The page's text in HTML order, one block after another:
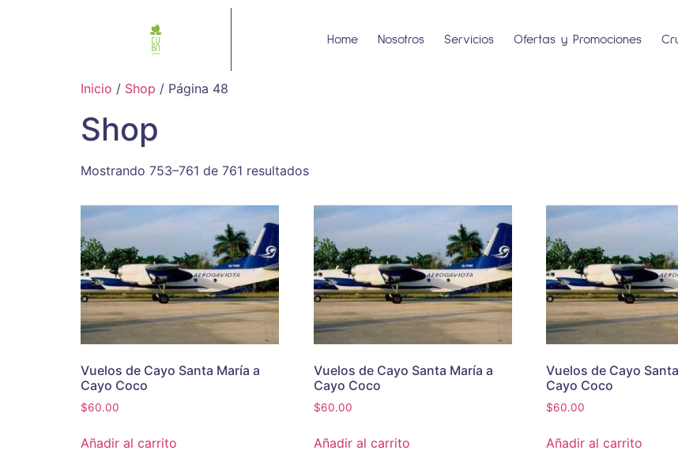
Home Nosotros Servicios Ofertas y Promociones
Inicio / Shop / Página 48
Shop
Mostrando 753–761 de 761 resultados
Vuelos de Cayo Santa María a
Cayo Coco
$60.00
Añadir al carrito
Vuelos de Cayo Santa María a
Cayo Coco
$60.00
Añadir al carrito
Vuelos de Cayo
Cayo Coco
$60.00
Añadir al carrito